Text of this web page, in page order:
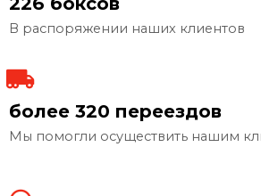
В распоряжении наших клиентов
более 320 переездов
Мы помогли осуществить нашим